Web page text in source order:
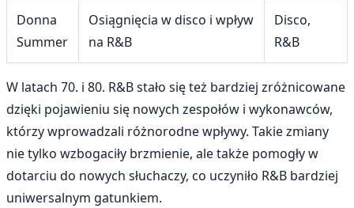
Donna
Summer
Osiągnięcia w disco i wpływ
na R&B
Disco,
R&B
W latach 70. i 80. R&B stało się też bardziej zróżnicowane
dzięki pojawieniu się nowych zespołów i wykonawców,
którzy wprowadzali różnorodne wpływy. Takie zmiany
nie tylko wzbogaciły brzmienie, ale także pomogły w
dotarciu do nowych słuchaczy, co uczyniło R&B bardziej
uniwersalnym gatunkiem.